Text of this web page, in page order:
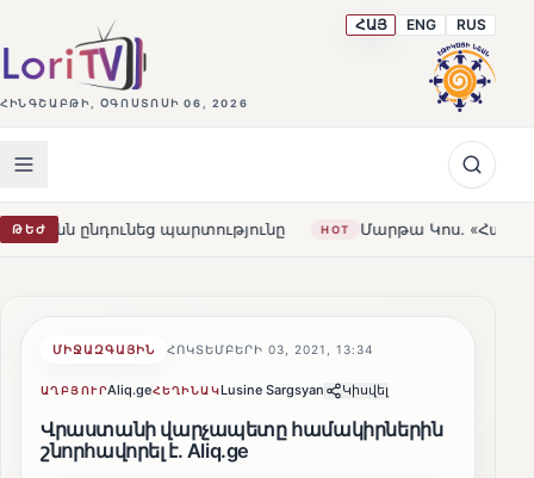
ՀԻՆԳՇԱԲԹԻ, ՕԳՈՍՏՈՍԻ 06, 2026
ՀԱՅ ENG RUS
ԹԵԺ պարտությունը HOT Մարթա Կոս. «Հայաստանն ու ԵՄ-ն
ՄԻՋԱԶԳԱՅԻՆ ՀՈԿՏԵՄԲԵՐԻ 03, 2021, 13:34
ԱՂԲՅՈՒՐAliq.geՀԵՂԻՆԱԿLusine Sargsyan Կիսվել
Վրաստանի վարչապետը համակիրներին
շնորհավորել է․ Aliq.ge